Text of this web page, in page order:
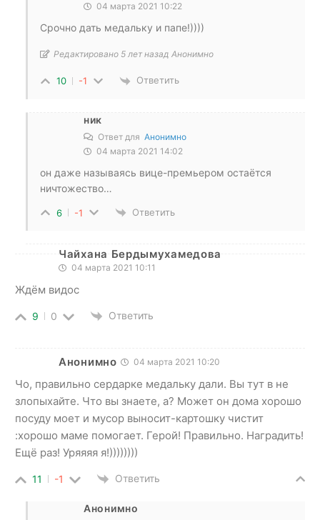
04 марта 2021 10:22
Срочно дать медальку и папе!))))
Редактировано 5 лет назад Анонимно
10 -1 Ответить
ник
Ответ для Анонимно
04 марта 2021 14:02
он даже называясь вице-премьером остаётся
ничтожество…
6 -1 Ответить
Чайхана Бердымухамедова
04 марта 2021 10:11
Ждём видос
9 0 Ответить
Анонимно 04 марта 2021 10:20
Чо, правильно сердарке медальку дали. Вы тут в не
злопыхайте. Что вы знаете, а? Может он дома хорошо
посуду моет и мусор выносит-картошку чистит
:хорошо маме помогает. Герой! Правильно. Наградить!
Ещё раз! Уряяяя я!))))))))
11 -1 Ответить
Анонимно